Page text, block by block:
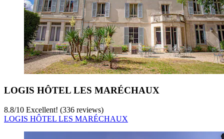
LOGIS HÔTEL LES MARÉCHAUX
8.8/10 Excellent! (336 reviews)
LOGIS HÔTEL LES MARÉCHAUX